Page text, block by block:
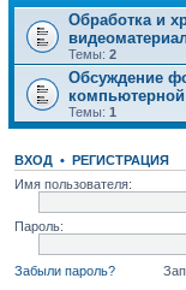
Обработка и
Темы: 2
Обсуждение
компьютерной
Темы: 1
ВХОД • РЕГИСТРАЦИЯ
Имя пользователя:
Пароль:
Забыли пароль?